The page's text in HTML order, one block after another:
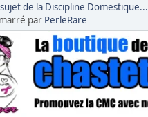
de la Discipline Domestique...
par PerleRare